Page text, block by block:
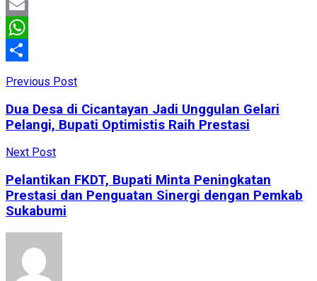
Facebook
Email
WhatsApp
Previous Post
Dua Desa di Cicantayan Jadi Unggulan Gelari
Pelangi, Bupati Optimistis Raih Prestasi
Next Post
Pelantikan FKDT, Bupati Minta Peningkatan
Prestasi dan Penguatan Sinergi dengan Pemkab
Sukabumi